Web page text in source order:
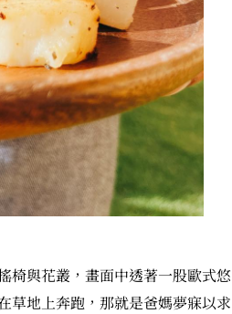
椅與花叢，畫面中透著一股歐式悠
草地上奔跑，那就是爸媽夢寐以求